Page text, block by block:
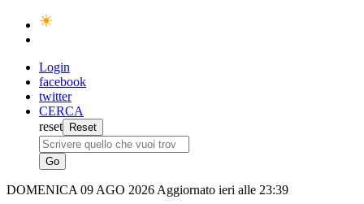
Login
facebook
twitter
CERCA
reset
DOMENICA 09 AGO 2026 Aggiornato ieri alle 23:39